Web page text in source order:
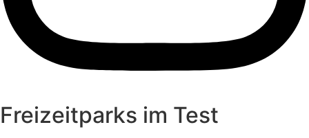
Freizeitparks im Test